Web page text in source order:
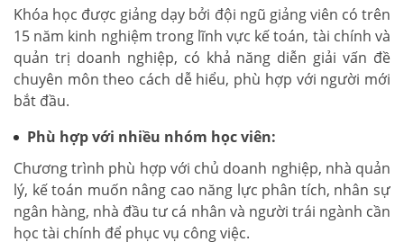
Khóa học được giảng dạy bởi đội ngũ giảng viên có trên
15 năm kinh nghiệm trong lĩnh vực kế toán, tài chính và
quản trị doanh nghiệp, có khả năng diễn giải vấn đề
chuyên môn theo cách dễ hiểu, phù hợp với người mới
bắt đầu.
Phù hợp với nhiều nhóm học viên:
Chương trình phù hợp với chủ doanh nghiệp, nhà quản
lý, kế toán muốn nâng cao năng lực phân tích, nhân sự
ngân hàng, nhà đầu tư cá nhân và người trái ngành cần
học tài chính để phục vụ công việc.